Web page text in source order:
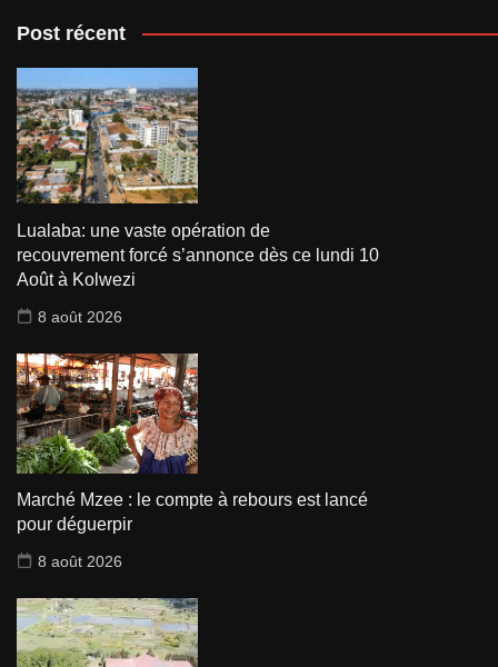
Post récent
Lualaba: une vaste opération de
recouvrement forcé s’annonce dès ce lundi 10
Août à Kolwezi
8 août 2026
Marché Mzee : le compte à rebours est lancé
pour déguerpir
8 août 2026